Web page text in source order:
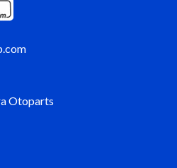
Otoparts